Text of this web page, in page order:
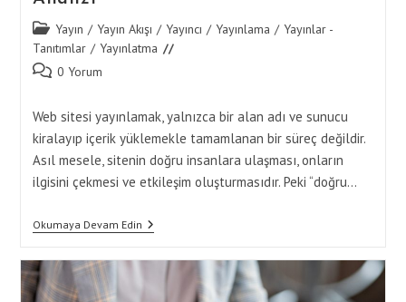
Post
category:
Yayın / Yayın Akışı / Yayıncı / Yayınlama / Yayınlar -
Tanıtımlar / Yayınlatma
Post 0 Yorum
Web sitesi yayınlamak, yalnızca bir alan adı ve sunucu
kiralayıp içerik yüklemekle tamamlanan bir süreç değildir.
Asıl mesele, sitenin doğru insanlara ulaşması, onların
ilgisini çekmesi ve etkileşim oluşturmasıdır. Peki “doğru…
Okumaya Devam EdinWeb